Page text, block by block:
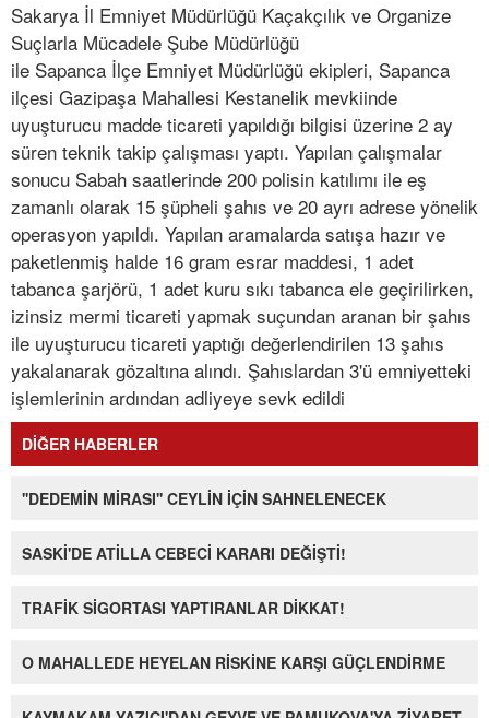
Sakarya İl Emniyet Müdürlüğü Kaçakçılık ve Organize
Suçlarla Mücadele Şube Müdürlüğü
ile Sapanca İlçe Emniyet Müdürlüğü ekipleri, Sapanca
ilçesi Gazipaşa Mahallesi Kestanelik mevkiinde
uyuşturucu madde ticareti yapıldığı bilgisi üzerine 2 ay
süren teknik takip çalışması yaptı. Yapılan çalışmalar
sonucu Sabah saatlerinde 200 polisin katılımı ile eş
zamanlı olarak 15 şüpheli şahıs ve 20 ayrı adrese yönelik
operasyon yapıldı. Yapılan aramalarda satışa hazır ve
paketlenmiş halde 16 gram esrar maddesi, 1 adet
tabanca şarjörü, 1 adet kuru sıkı tabanca ele geçirilirken,
izinsiz mermi ticareti yapmak suçundan aranan bir şahıs
ile uyuşturucu ticareti yaptığı değerlendirilen 13 şahıs
yakalanarak gözaltına alındı. Şahıslardan 3'ü emniyetteki
işlemlerinin ardından adliyeye sevk edildi
DİĞER HABERLER
''DEDEMİN MİRASI'' CEYLİN İÇİN SAHNELENECEK
SASKİ'DE ATİLLA CEBECİ KARARI DEĞİŞTİ!
TRAFİK SİGORTASI YAPTIRANLAR DİKKAT!
O MAHALLEDE HEYELAN RİSKİNE KARŞI GÜÇLENDİRME